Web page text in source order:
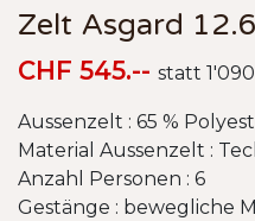
Zelt Asgard
CHF 545.-- statt
Aussenzelt : 65 %
Material Aussenzelt :
Anzahl Personen : 6
Gestänge : bewegliche